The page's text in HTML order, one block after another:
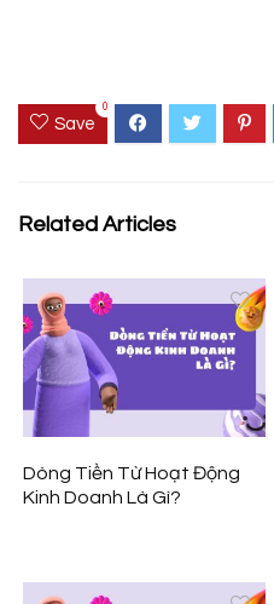
Save
0
Related Articles
Dòng Tiền Từ Hoạt Động
Kinh Doanh Là Gì?